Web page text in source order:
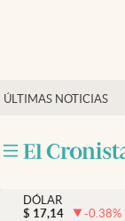
ÚLTIMAS NOTICIAS
Actualidad
Internacionales
DÓLAR
$ 17,14 -0.38%